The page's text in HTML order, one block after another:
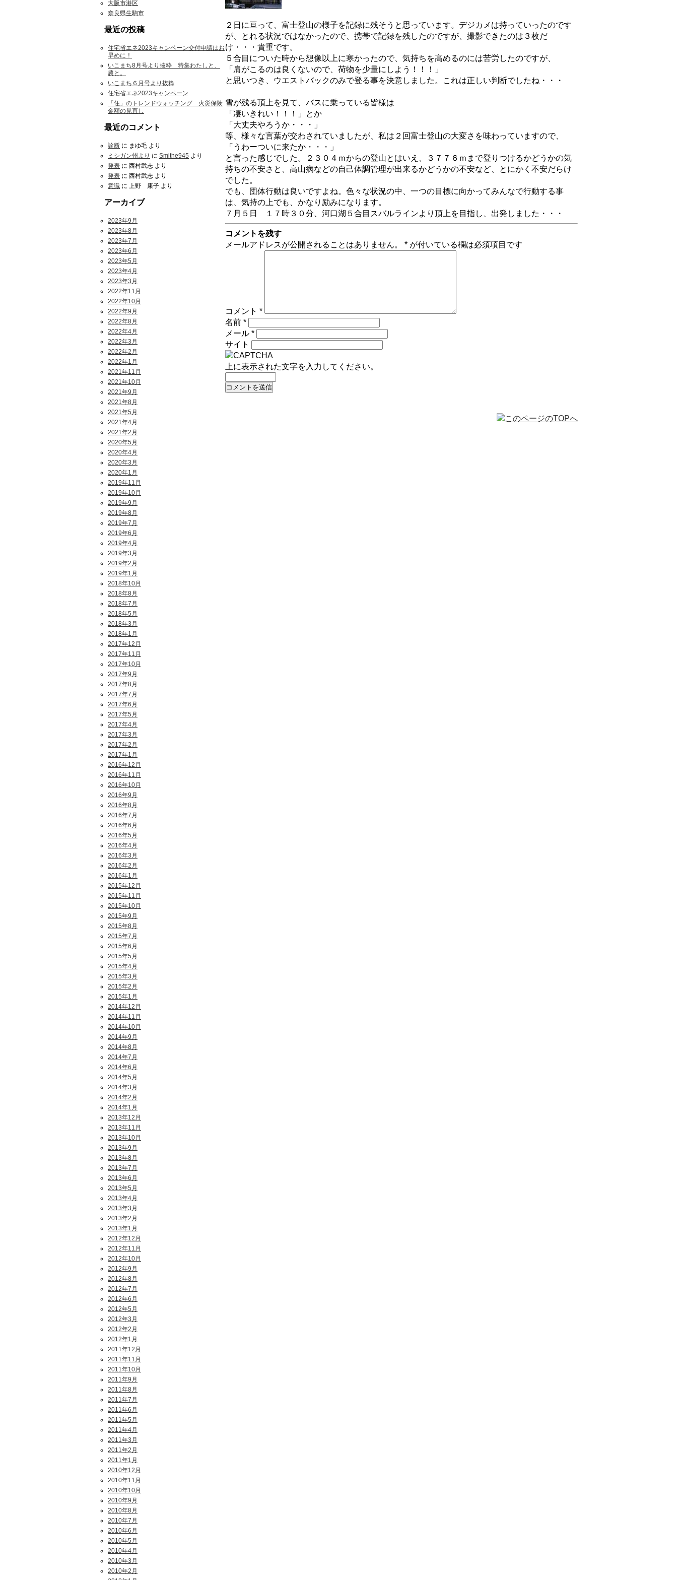
２日に亘って、富士登山の様子を記録に残そうと思っています。デジカメは持っていったのです
が、とれる状況ではなかったので、携帯で記録を残したのですが、撮影できたのは３枚だ
け・・・貴重です。
５合目についた時から想像以上に寒かったので、気持ちを高めるのには苦労したのですが、
「肩がこるのは良くないので、荷物を少量にしよう！！！」
と思いつき、ウエストバックのみで登る事を決意しました。これは正しい判断でしたね・・・
雪が残る頂上を見て、バスに乗っている皆様は
「凄いきれい！！！」とか
「大丈夫やろうか・・・」
等、様々な言葉が交わされていましたが、私は２回富士登山の大変さを味わっていますので、
「うわーついに来たか・・・」
と言った感じでした。２３０４ｍからの登山とはいえ、３７７６ｍまで登りつけるかどうかの気
持ちの不安さと、高山病などの自己体調管理が出来るかどうかの不安など、とにかく不安だらけ
でした。
でも、団体行動は良いですよね。色々な状況の中、一つの目標に向かってみんなで行動する事
は、気持の上でも、かなり励みになります。
７月５日 １７時３０分、河口湖５合目スバルラインより頂上を目指し、出発しました・・・
コメントを残す
メールアドレスが公開されることはありません。
* が付いている欄は必須項目です
コメント *
名前 *
メール *
サイト
上に表示された文字を入力してください。
大阪市港区
奈良県生駒市
最近の投稿
住宅省エネ2023キャンペーン交付申請はお
早めに！
いこまち8月号より抜粋 特集わたしと、
農と。
いこまち６月号より抜粋
住宅省エネ2023キャンペーン
「住」のトレンドウォッチング 火災保険
金額の見直し
最近のコメント
診断 に まゆ毛 より
ミシガン州より に Smithe945 より
発表 に 西村武志 より
発表 に 西村武志 より
意識 に 上野 康子 より
アーカイブ
2023年9月
2023年8月
2023年7月
2023年6月
2023年5月
2023年4月
2023年3月
2022年11月
2022年10月
2022年9月
2022年8月
2022年4月
2022年3月
2022年2月
2022年1月
2021年11月
2021年10月
2021年9月
2021年8月
2021年5月
2021年4月
2021年2月
2020年5月
2020年4月
2020年3月
2020年1月
2019年11月
2019年10月
2019年9月
2019年8月
2019年7月
2019年6月
2019年4月
2019年3月
2019年2月
2019年1月
2018年10月
2018年8月
2018年7月
2018年5月
2018年3月
2018年1月
2017年12月
2017年11月
2017年10月
2017年9月
2017年8月
2017年7月
2017年6月
2017年5月
2017年4月
2017年3月
2017年2月
2017年1月
2016年12月
2016年11月
2016年10月
2016年9月
2016年8月
2016年7月
2016年6月
2016年5月
2016年4月
2016年3月
2016年2月
2016年1月
2015年12月
2015年11月
2015年10月
2015年9月
2015年8月
2015年7月
2015年6月
2015年5月
2015年4月
2015年3月
2015年2月
2015年1月
2014年12月
2014年11月
2014年10月
2014年9月
2014年8月
2014年7月
2014年6月
2014年5月
2014年3月
2014年2月
2014年1月
2013年12月
2013年11月
2013年10月
2013年9月
2013年8月
2013年7月
2013年6月
2013年5月
2013年4月
2013年3月
2013年2月
2013年1月
2012年12月
2012年11月
2012年10月
2012年9月
2012年8月
2012年7月
2012年6月
2012年5月
2012年3月
2012年2月
2012年1月
2011年12月
2011年11月
2011年10月
2011年9月
2011年8月
2011年7月
2011年6月
2011年5月
2011年4月
2011年3月
2011年2月
2011年1月
2010年12月
2010年11月
2010年10月
2010年9月
2010年8月
2010年7月
2010年6月
2010年5月
2010年4月
2010年3月
2010年2月